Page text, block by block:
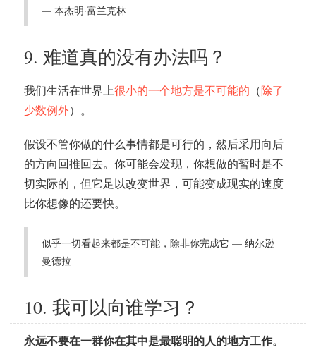
— 本杰明·富兰克林
9. 难道真的没有办法吗？
我们生活在世界上很小的一个地方是不可能的 （除了
少数例外）。
假设不管你做的什么事情都是可行的，然后采用向后
的方向回推回去。你可能会发现，你想做的暂时是不
切实际的，但它足以改变世界，可能变成现实的速度
比你想像的还要快。
似乎一切看起来都是不可能，除非你完成它 — 纳尔逊
曼德拉
10. 我可以向谁学习？
永远不要在一群你在其中是最聪明的人的地方工作。